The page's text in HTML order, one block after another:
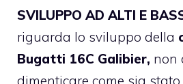
SVILUPPO AD ALTI E
riguarda lo sviluppo della
Bugatti 16C Galibier, non
dimenticare come sia